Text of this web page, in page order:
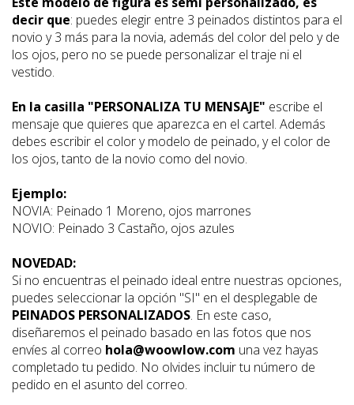
decir que: puedes elegir entre 3 peinados distintos para el
novio y 3 más para la novia, además del color del pelo y de
los ojos, pero no se puede personalizar el traje ni el
vestido.
En la casilla "PERSONALIZA TU MENSAJE" escribe el
mensaje que quieres que aparezca en el cartel. Además
debes escribir el color y modelo de peinado, y el color de
los ojos, tanto de la novio como del novio.
Ejemplo:
NOVIA: Peinado 1 Moreno, ojos marrones
NOVIO: Peinado 3 Castaño, ojos azules
NOVEDAD:
Si no encuentras el peinado ideal entre nuestras opciones,
puedes seleccionar la opción "SI" en el desplegable de
PEINADOS PERSONALIZADOS. En este caso,
diseñaremos el peinado basado en las fotos que nos
envíes al correo hola@woowlow.com una vez hayas
completado tu pedido. No olvides incluir tu número de
pedido en el asunto del correo.